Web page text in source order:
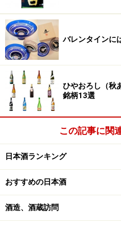
バレンタインに
ひやおろし（秋
銘柄13選
この記事に関
日本酒ランキング
おすすめの日本酒
酒造、酒蔵訪問